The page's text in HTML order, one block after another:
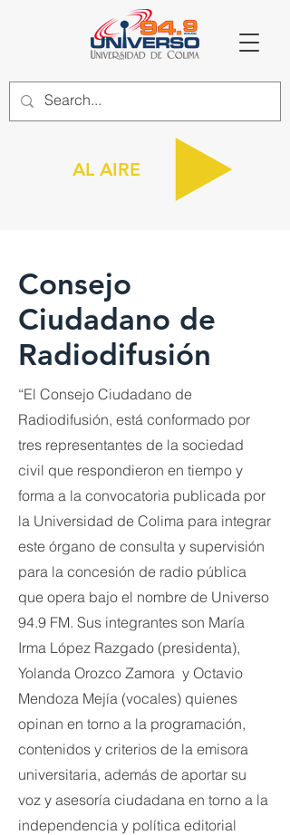
AL AIRE
Consejo
Ciudadano de
Radiodifusión
“El Consejo Ciudadano de
Radiodifusión, está conformado por
tres representantes de la sociedad
civil que respondieron en tiempo y
forma a la convocatoria publicada por
la Universidad de Colima para integrar
este órgano de consulta y supervisión
para la concesión de radio pública
que opera bajo el nombre de Universo
94.9 FM. Sus integrantes son María
Irma López Razgado (presidenta),
Yolanda Orozco Zamora y Octavio
Mendoza Mejía (vocales) quienes
opinan en torno a la programación,
contenidos y criterios de la emisora
universitaria, además de aportar su
voz y asesoría ciudadana en torno a la
independencia y política editorial